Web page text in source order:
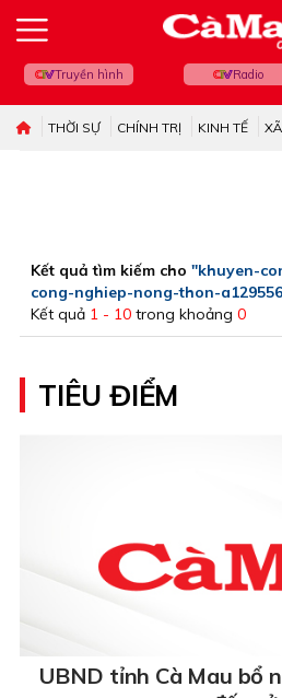
Truyền hình Radio
THỜI SỰ CHÍNH TRỊ KINH TẾ
Kết quả tìm kiếm cho "khuyen-
cong-nghiep-nong-thon-
Kết quả 1 - 10 trong khoảng 0
TIÊU ĐIỂM
UBND tỉnh Cà Mau bổ